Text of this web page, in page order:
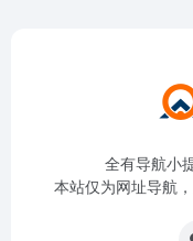
全有导航小
本站仅为网址导航